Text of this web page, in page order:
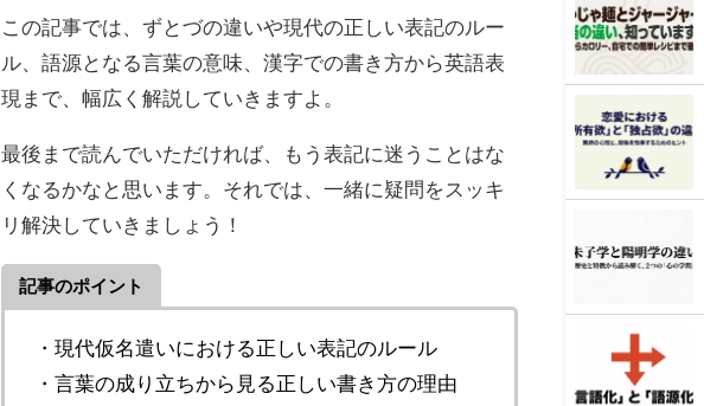
この記事では、ずとづの違いや現代の正しい表記のルー
ル、語源となる言葉の意味、漢字での書き方から英語表
現まで、幅広く解説していきますよ。
最後まで読んでいただければ、もう表記に迷うことはな
くなるかなと思います。それでは、一緒に疑問をスッキ
リ解決していきましょう！
記事のポイント
・現代仮名遣いにおける正しい表記のルール
・言葉の成り立ちから見る正しい書き方の理由